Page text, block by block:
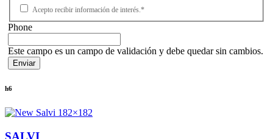
Acepto recibir información de interés.*
Phone
Este campo es un campo de validación y debe quedar sin cambios.
h6
SALVI